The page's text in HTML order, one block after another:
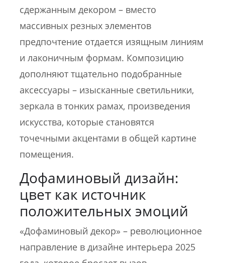
сдержанным декором – вместо
массивных резных элементов
предпочтение отдается изящным линиям
и лаконичным формам. Композицию
дополняют тщательно подобранные
аксессуары – изысканные светильники,
зеркала в тонких рамах, произведения
искусства, которые становятся
точечными акцентами в общей картине
помещения.
Дофаминовый дизайн:
цвет как источник
положительных эмоций
«Дофаминовый декор» – революционное
направление в дизайне интерьера 2025